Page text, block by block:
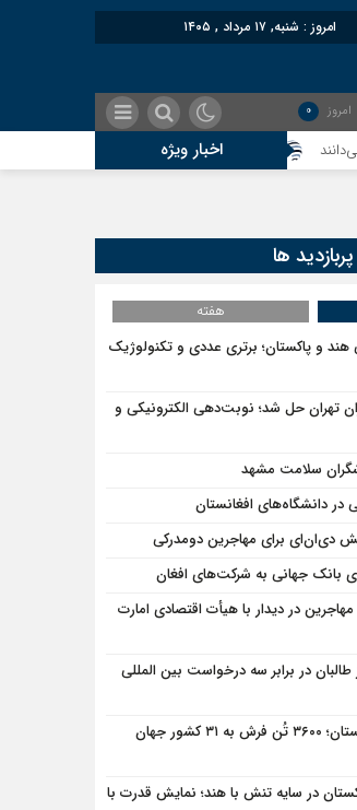
امروز : شنبه, ۱۷ مرداد , ۱۴۰۵
امروز 0
اخبار ویژه
معاون سنای روسیه: حکم لاهه علیه طالبان، واکنشی
پربازدید ها
هفته
و پاکستان؛ برتری عددی و تکنولوژیک
تهران حل شد؛ نوبت‌دهی الکترونیکی و
سلامت مشهد
در دانشگاه‌های افغانستان
دی‌ان‌ای برای مهاجرین دومدرکی
مهاجرین در دیدار با هیأت اقتصادی امارت
در برابر سه درخواست بین المللی
جهش صادرات فرش افغانستان؛ ۳۶۰۰ تُن فرش به ۳۱ کشور جهان
در سایه تنش با هند؛ نمایش قدرت با